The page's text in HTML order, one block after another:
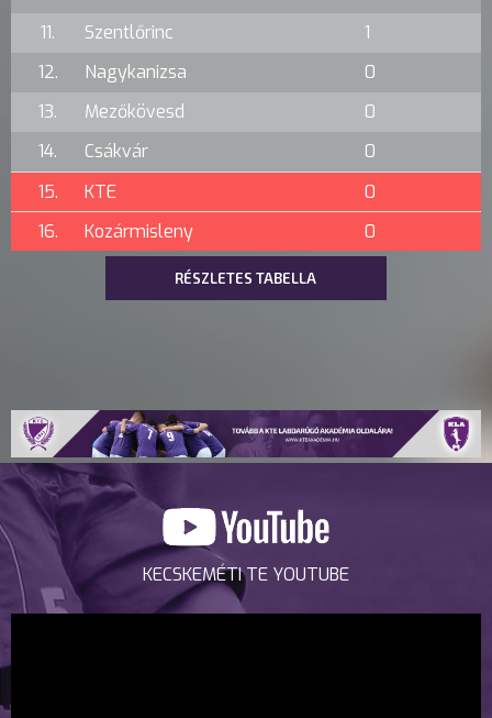
11.
Szentlőrinc
1
12.
Nagykanizsa
0
13.
Mezőkövesd
0
14.
Csákvár
0
15.
KTE
0
16.
Kozármisleny 0
RÉSZLETES TABELLA
KECSKEMÉTI TE YOUTUBE